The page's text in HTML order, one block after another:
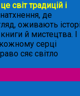
світ традицій і
де
оживають
й мистецтва. І
серці
сяє світло